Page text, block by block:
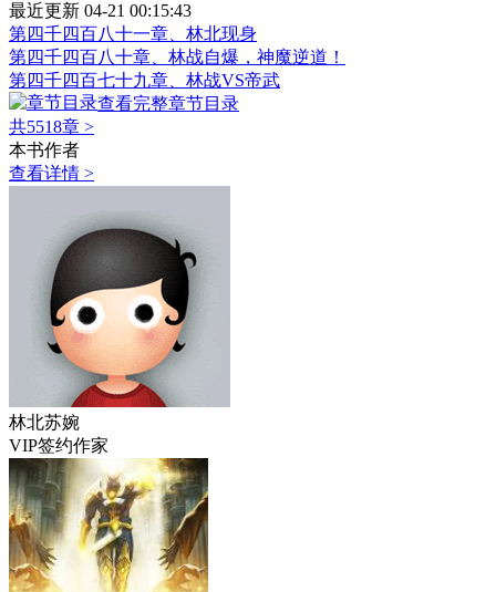
最近更新 04-21 00:15:43
第四千四百八十一章、林北现身
第四千四百八十章、林战自爆，神魔逆道！
第四千四百七十九章、林战VS帝武
查看完整章节目录
共5518章 >
本书作者
查看详情 >
林北苏婉
VIP签约作家